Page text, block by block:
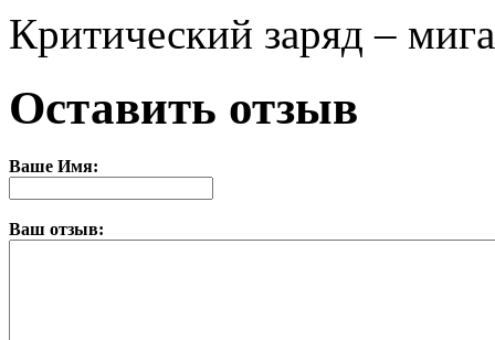
Критический заряд –
Оставить отзыв
Ваше Имя:
Ваш отзыв: